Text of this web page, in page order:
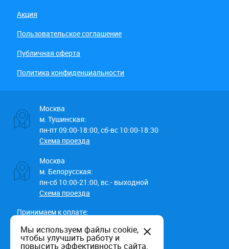
Акция
Пользовательское соглашение
Публичная оферта
Политика конфиденциальности
Москва
м. Тушинская:
пн-пт 09:00-18:00, сб-вс 10:00-18:30
Схема проезда
Москва
м. Белорусская:
пн-сб 10:00-21:00, вс.- выходной
Схема проезда
Принимаем к оплате:
Мы используем файлы cookie,
чтобы улучшить работу и
повысить эффективность сайта.